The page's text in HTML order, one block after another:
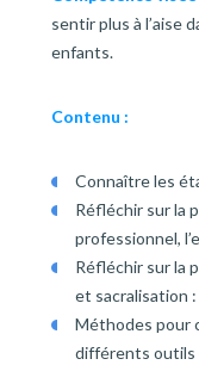
sentir plus à l’aise
enfants.
Contenu :
Connaître les
Réfléchir sur la
professionnel,
Réfléchir sur la
et sacralisation
Méthodes pour
différents outils